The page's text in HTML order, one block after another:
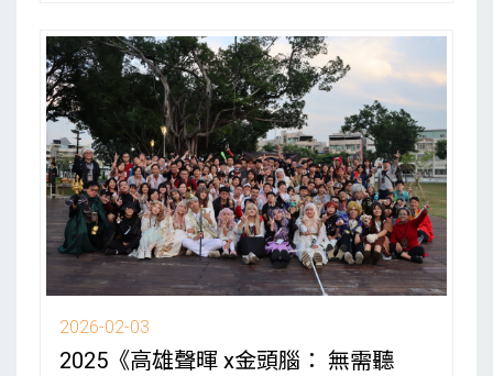
2026-02-03
2025《高雄聲暉 x金頭腦： 無需聽